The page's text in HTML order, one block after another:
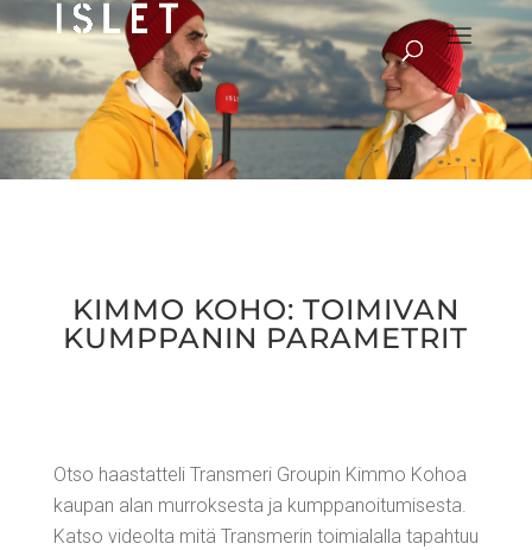
KIM­MO KOHO: TOI­MI­VAN
KUMP­PA­NIN PARAMETRIT
Otso haas­tat­te­li Trans­me­ri Grou­pin Kim­mo Kohoa
kau­pan alan mur­rok­ses­ta ja kump­pa­noi­tu­mi­ses­ta.
Kat­so videol­ta mitä Trans­me­rin toi­mia­lal­la tapah­tuu